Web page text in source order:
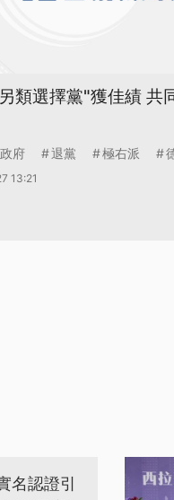
類選擇黨"獲佳績 共
府 退黨 極右派
13:21
名認證引